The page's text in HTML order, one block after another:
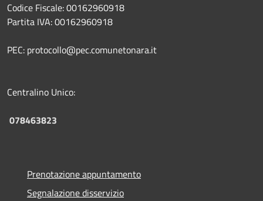
Codice Fiscale: 00162960918
Partita IVA: 00162960918
PEC: protocollo@pec.comunetonara.it
Centralino Unico:
078463823
Prenotazione appuntamento
Segnalazione disservizio